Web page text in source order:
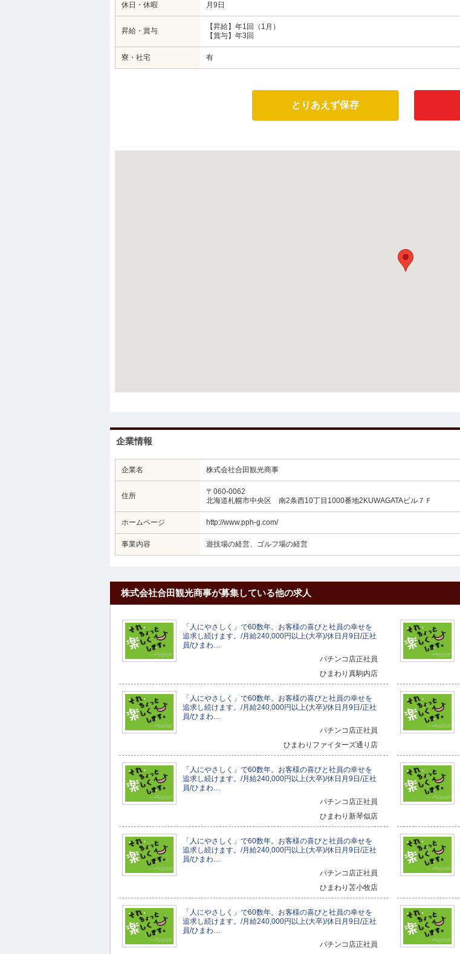
休日・休暇 月9日
昇給・賞与
【昇給】年1回（1月）
【賞与】年3回
寮・社宅 有
とりあえず保存
企業情報
企業名 株式会社合田観光商事
住所
〒060-0062
北海道札幌市中央区 南2条西10丁目1000番地2KUWAGATAビル７Ｆ
ホームページ http://www.pph-g.com/
事業内容 遊技場の経営、ゴルフ場の経営
株式会社合田観光商事が募集している他の求人
「人にやさしく」で60数年。お客様の喜びと社員の幸せを
追求し続けます。/月給240,000円以上(大卒)/休日月9日/正社
員/ひまわ…
パチンコ店正社員
ひまわり真駒内店
「人にやさしく」で60数年。お客様の喜びと社員の幸せを
追求し続けます。/月給240,000円以上(大卒)/休日月9日/正社
員/ひまわ…
パチンコ店正社員
ひまわりファイターズ通り店
「人にやさしく」で60数年。お客様の喜びと社員の幸せを
追求し続けます。/月給240,000円以上(大卒)/休日月9日/正社
員/ひまわ…
パチンコ店正社員
ひまわり新琴似店
「人にやさしく」で60数年。お客様の喜びと社員の幸せを
追求し続けます。/月給240,000円以上(大卒)/休日月9日/正社
員/ひまわ…
パチンコ店正社員
ひまわり苫小牧店
「人にやさしく」で60数年。お客様の喜びと社員の幸せを
追求し続けます。/月給240,000円以上(大卒)/休日月9日/正社
員/ひまわ…
パチンコ店正社員